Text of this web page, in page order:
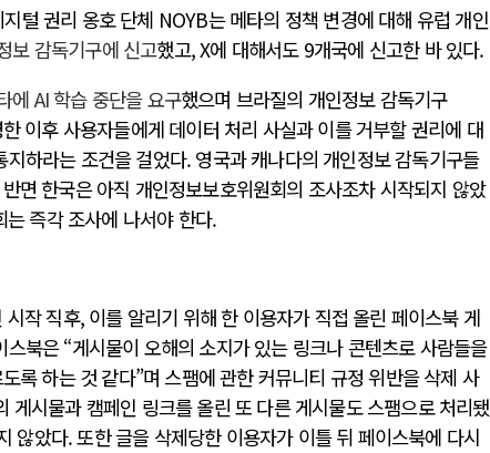
털 권리 옹호 단체 NOYB는 메타의 정책 변경에 대해 유럽 개인
보 감독기구에 신고했고, X에 대해서도 9개국에 신고한 바 있다.
에 AI 학습 중단을 요구했으며 브라질의 개인정보 감독기구
이후 사용자들에게 데이터 처리 사실과 이를 거부할 권리에 대
하라는 조건을 걸었다. 영국과 캐나다의 개인정보 감독기구들
면 한국은 아직 개인정보보호위원회의 조사조차 시작되지 않았
즉각 조사에 나서야 한다.
시작 직후, 이를 알리기 위해 한 이용자가 직접 올린 페이스북 게
스북은 “게시물이 오해의 소지가 있는 링크나 콘텐츠로 사람들을
록 하는 것 같다”며 스팸에 관한 커뮤니티 규정 위반을 삭제 사
게시물과 캠페인 링크를 올린 또 다른 게시물도 스팸으로 처리됐
않았다. 또한 글을 삭제당한 이용자가 이틀 뒤 페이스북에 다시